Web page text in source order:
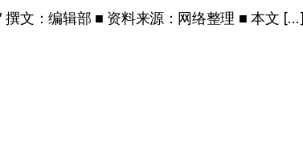
撰文：编辑部 ■ 资料来源：网络整理 ■ 本文 […]